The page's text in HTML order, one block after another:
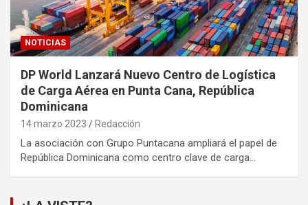
NOTICIAS
DP World Lanzará Nuevo Centro de Logística
de Carga Aérea en Punta Cana, República
Dominicana
14 marzo 2023 Redacción
La asociación con Grupo Puntacana ampliará el papel de
República Dominicana como centro clave de carga…